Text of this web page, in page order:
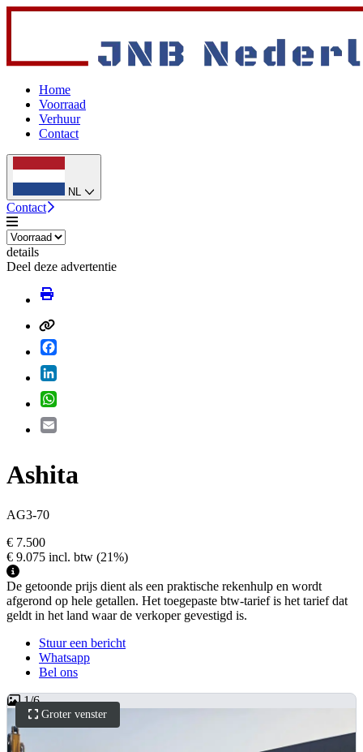
Home
Voorraad
Verhuur
Contact
NL
Contact
details
Deel deze advertentie
Ashita
AG3-70
€ 7.500
€ 9.075 incl. btw (21%)
De getoonde prijs dient als een praktische rekenhulp en wordt
afgerond op hele getallen. Het toegepaste btw-tarief is het tarief dat
geldt in het land waar de verkoper gevestigd is.
Stuur een bericht
Whatsapp
Bel ons
Groter venster
1/6